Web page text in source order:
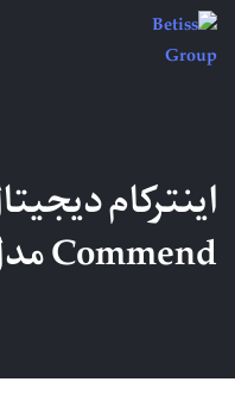
اینترکام
Commend مدل EX 7504 S